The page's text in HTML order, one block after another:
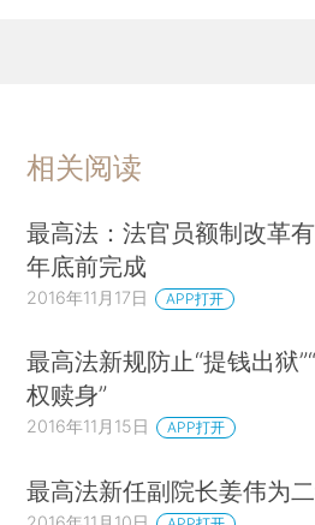
相关阅读
最高法：法官员额制改革
年底前完成
2016年11月17日 APP打开
最高法新规防止“提钱出狱
权赎身”
2016年11月15日 APP打开
最高法新任副院长姜伟为